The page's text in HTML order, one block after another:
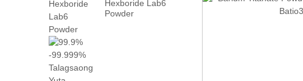
Hexboride Lab6
Powder